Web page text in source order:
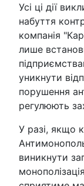
Усі ці дії
набуття
компанія
лише
уникнути
порушення
регулюють
У разі, якщо
виникнути